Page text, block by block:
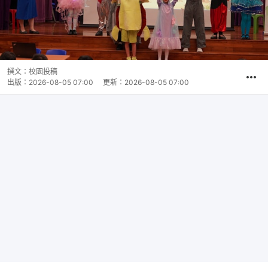
撰文： 校園投稿
出版： 2026-08-05 07:00 更新： 2026-08-05 07:00